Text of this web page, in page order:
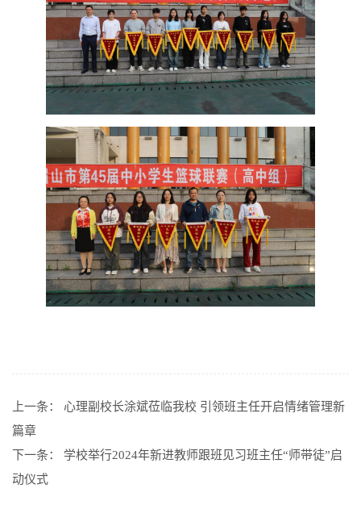
上一条： 心理副校长涂斌莅临我校 引领班主任开启情绪管理新
篇章
下一条： 学校举行2024年新进教师跟班见习班主任“师带徒”启
动仪式